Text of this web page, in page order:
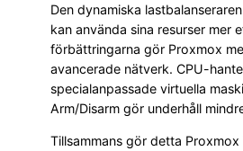
Den dynamiska
kan använda sina resurser mer
förbättringarna gör Proxmox
avancerade nätverk. CPU-
specialanpassade virtuella
Arm/Disarm gör underhåll
Tillsammans gör detta